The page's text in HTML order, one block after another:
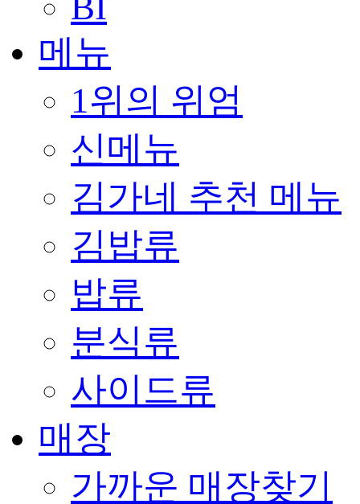
메뉴
1위의 위엄
신메뉴
김가네 추천 메뉴
김밥류
밥류
분식류
사이드류
매장
가까운 매장찾기